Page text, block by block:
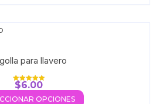
para llavero
Valorado con
5.00
de 5
$6.00
OPCIONES